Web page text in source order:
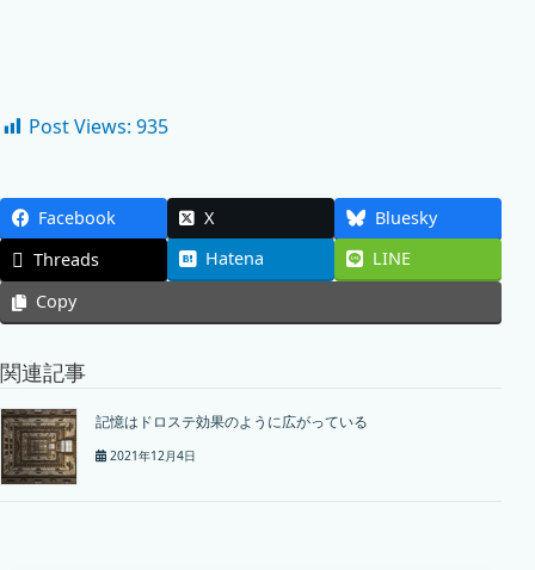
Post Views: 935
Facebook X
Bluesky
Threads
Hatena
LINE
Copy
関連記事
記憶はドロステ効果のように広がっている
2021年12月4日